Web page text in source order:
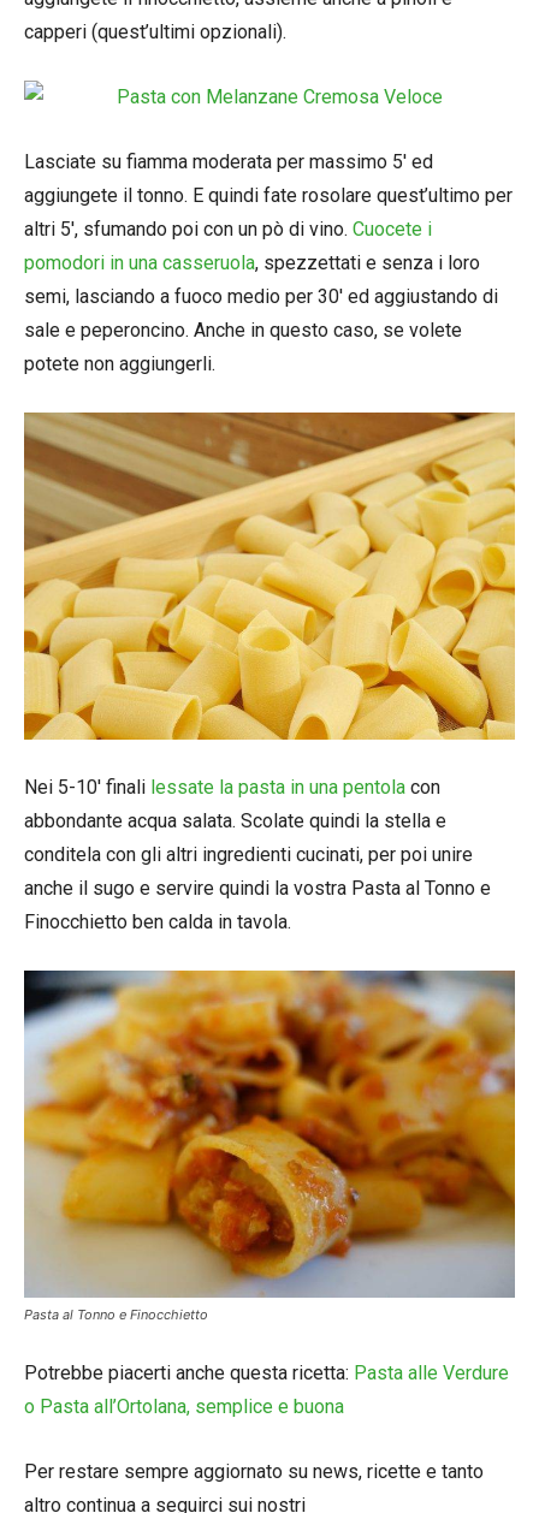
capperi (quest’ultimi opzionali).
Lasciate su fiamma moderata per massimo 5′ ed
aggiungete il tonno. E quindi fate rosolare quest’ultimo per
altri 5′, sfumando poi con un pò di vino. Cuocete i
pomodori in una casseruola, spezzettati e senza i loro
semi, lasciando a fuoco medio per 30′ ed aggiustando di
sale e peperoncino. Anche in questo caso, se volete
potete non aggiungerli.
Nei 5-10′ finali lessate la pasta in una pentola con
abbondante acqua salata. Scolate quindi la stella e
conditela con gli altri ingredienti cucinati, per poi unire
anche il sugo e servire quindi la vostra Pasta al Tonno e
Finocchietto ben calda in tavola.
Pasta al Tonno e Finocchietto
Potrebbe piacerti anche questa ricetta: Pasta alle Verdure
o Pasta all’Ortolana, semplice e buona
Per restare sempre aggiornato su news, ricette e tanto
altro continua a seguirci sui nostri